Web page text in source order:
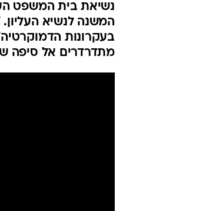
נשיאת בית המשפט
המשנה לנשיא
בעקרונות
מתדרדרים אל סיפה